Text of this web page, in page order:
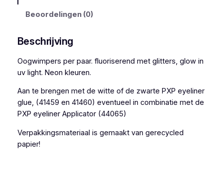
u
o
s
e
r
n
d
Beoordelingen (0)
Beschrijving
Oogwimpers per paar. fluoriserend met glitters, glow in
uv light. Neon kleuren.
Aan te brengen met de witte of de zwarte PXP eyeliner
glue, (41459 en 41460) eventueel in combinatie met de
PXP eyeliner Applicator (44065)
Verpakkingsmateriaal is gemaakt van gerecycled
papier!